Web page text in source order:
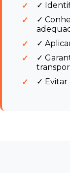
✓
✓
✓
✓
✓
✓
✓
✓
✓
✓ Evitar